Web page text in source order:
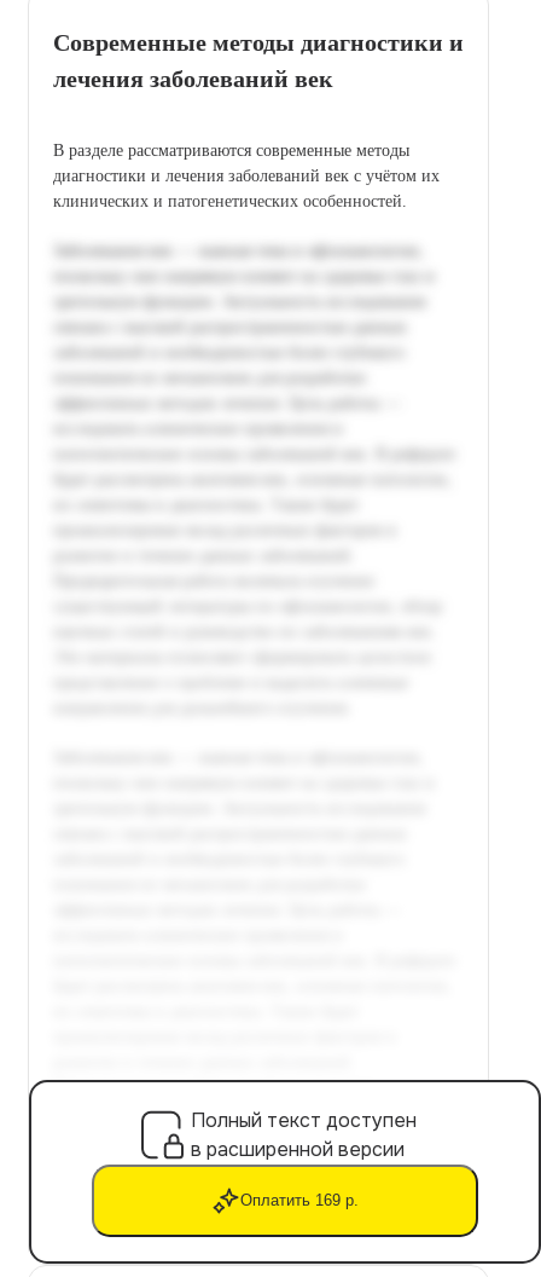
Современные методы диагностики и
лечения заболеваний век
В разделе рассматриваются современные методы
диагностики и лечения заболеваний век с учётом их
клинических и патогенетических особенностей.
Полный текст доступен
в расширенной версии
Оплатить 169 р.